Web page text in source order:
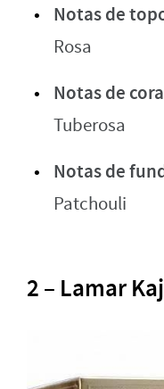
Notas de
Rosa
Notas de
Tuberosa
Notas de
Patchouli
2 – Lamar